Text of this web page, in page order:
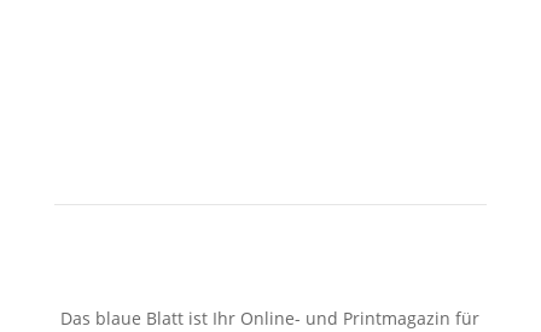
Das blaue Blatt ist Ihr Online- und Printmagazin für